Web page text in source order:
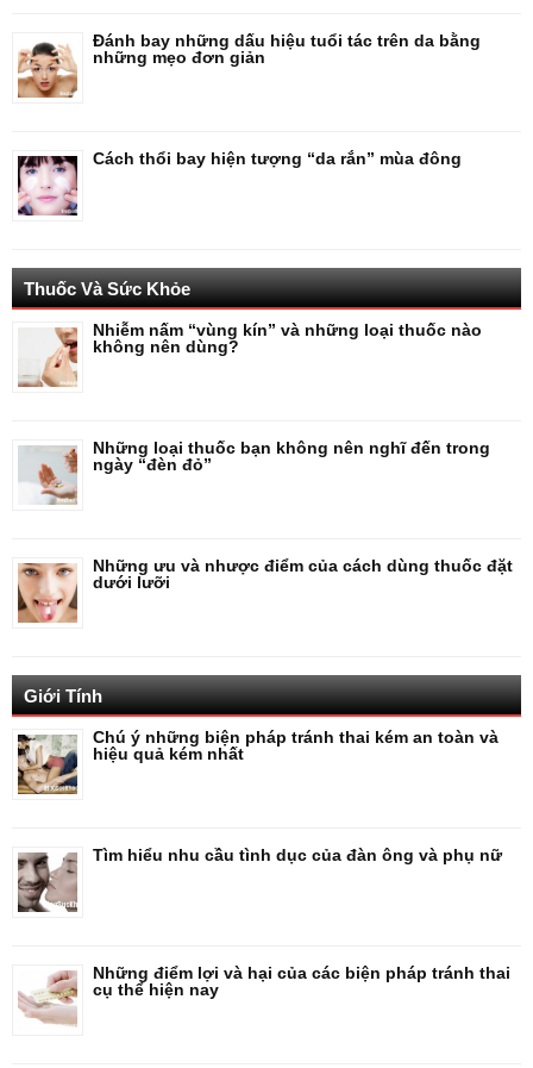
Đánh bay những dấu hiệu tuổi tác trên da bằng
những mẹo đơn giản
Cách thổi bay hiện tượng “da rắn” mùa đông
Thuốc Và Sức Khỏe
Nhiễm nấm “vùng kín” và những loại thuốc nào
không nên dùng?
Những loại thuốc bạn không nên nghĩ đến trong
ngày “đèn đỏ”
Những ưu và nhược điểm của cách dùng thuốc đặt
dưới lưỡi
Giới Tính
Chú ý những biện pháp tránh thai kém an toàn và
hiệu quả kém nhất
Tìm hiểu nhu cầu tình dục của đàn ông và phụ nữ
Những điểm lợi và hại của các biện pháp tránh thai
cụ thể hiện nay